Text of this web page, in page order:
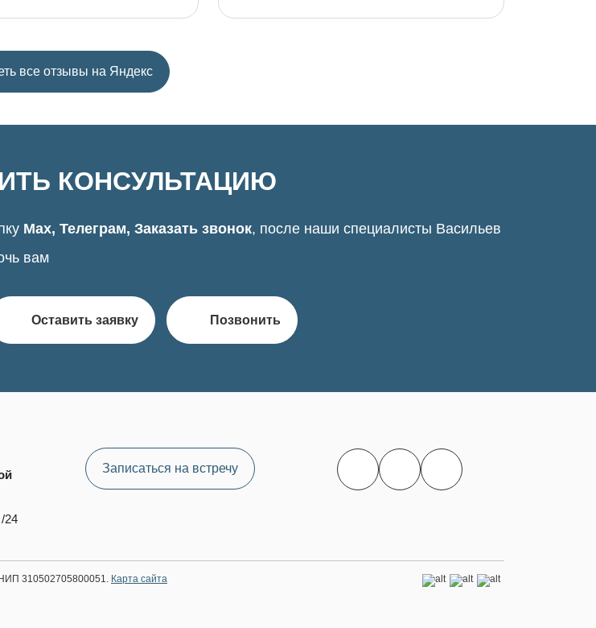
все отзывы на Яндекс
КОНСУЛЬТАЦИЮ
Max, Телеграм, Заказать звонок, после наши специалисты Васильев
вам
Оставить заявку Позвонить
24
Записаться на встречу
310502705800051. Карта сайта